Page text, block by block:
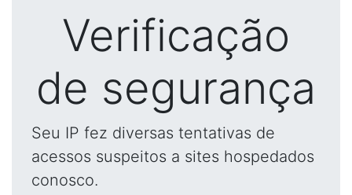
Verificação
de segurança
Seu IP fez diversas tentativas de
acessos suspeitos a sites hospedados
conosco.